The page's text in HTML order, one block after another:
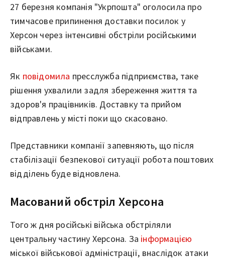
27 березня компанія "Укрпошта" оголосила про
тимчасове припинення доставки посилок у
Херсон через інтенсивні обстріли російськими
військами.
Як повідомила пресслужба підприємства, таке
рішення ухвалили задля збереження життя та
здоров'я працівників. Доставку та прийом
відправлень у місті поки що скасовано.
Представники компанії запевняють, що після
стабілізації безпекової ситуації робота поштових
відділень буде відновлена.
Масований обстріл Херсона
Того ж дня російські війська обстріляли
центральну частину Херсона. За інформацією
міської військової адміністрації, внаслідок атаки